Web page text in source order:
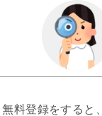
料登録をすると、